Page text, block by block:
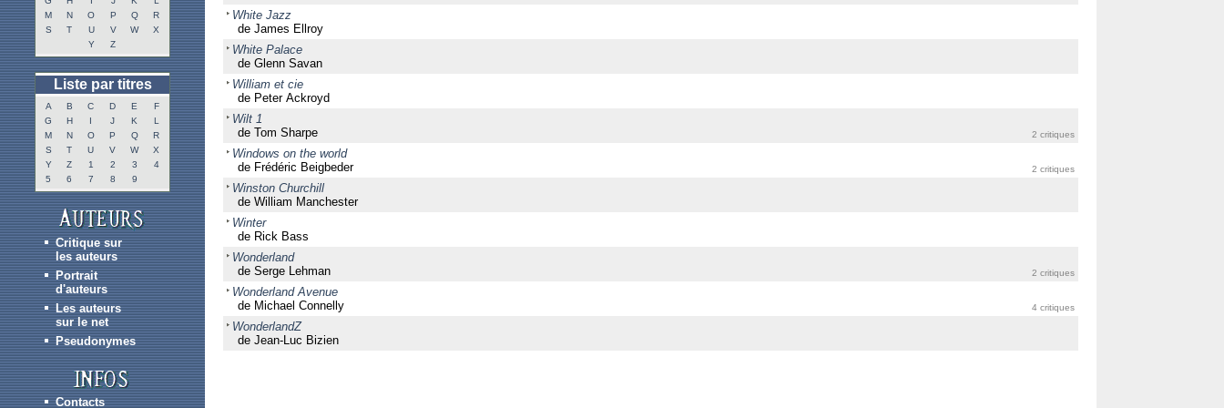
M
N O P Q
R
S
T U V W
X
Y
Z
Liste par titres
A B C D E
F
G
H I J K
L
M
N O P Q
R
S
T U V W
X
Y
Z 1 2 3
4
5
6 7 8 9
Critique sur
les auteurs
Portrait
d'auteurs
Les auteurs
sur le net
Pseudonymes
Contacts
White Jazz
de James Ellroy
White Palace
de Glenn Savan
William et cie
de Peter Ackroyd
Wilt 1
de Tom Sharpe
2 critiques
Windows on the world
de Frédéric Beigbeder
2 critiques
Winston Churchill
de William Manchester
Winter
de Rick Bass
Wonderland
de Serge Lehman
2 critiques
Wonderland Avenue
de Michael Connelly
4 critiques
WonderlandZ
de Jean-Luc Bizien